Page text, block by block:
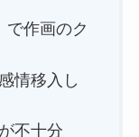
で作画のク
情移入し
不十分